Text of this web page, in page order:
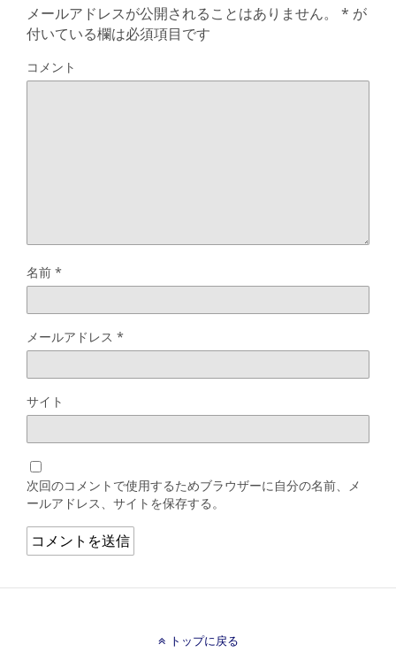
メールアドレスが公開されることはありません。 * が
付いている欄は必須項目です
コメント
名前 *
メールアドレス *
サイト
次回のコメントで使用するためブラウザーに自分の名前、メ
ールアドレス、サイトを保存する。
トップに戻る